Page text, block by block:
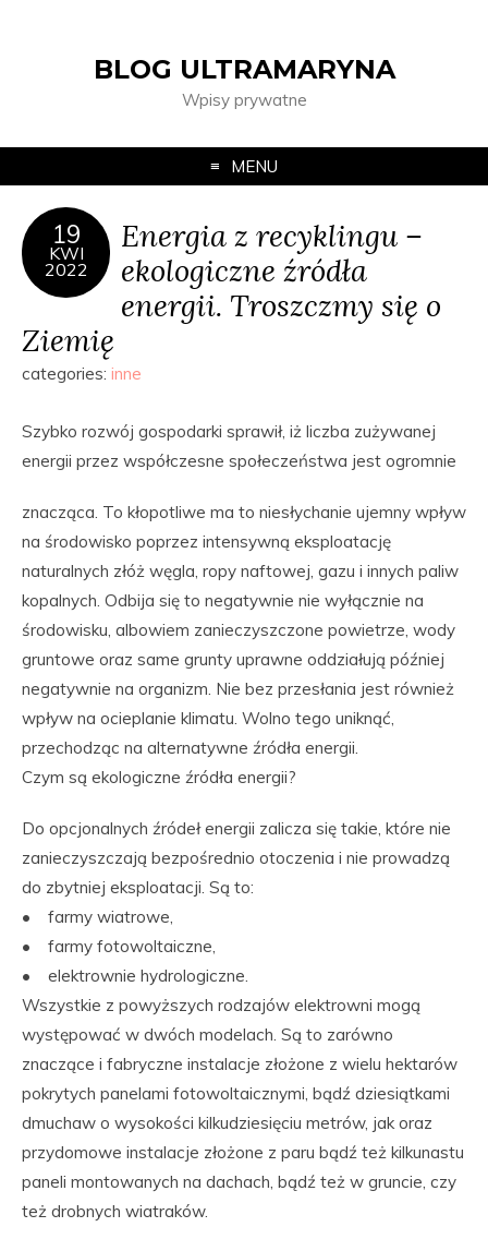
BLOG ULTRAMARYNA
Wpisy prywatne
MENU
19
KWI
2022
Energia z recyklingu –
ekologiczne źródła
energii. Troszczmy się o
Ziemię
categories: inne
Szybko rozwój gospodarki sprawił, iż liczba zużywanej
energii przez współczesne społeczeństwa jest ogromnie
znacząca. To kłopotliwe ma to niesłychanie ujemny wpływ
na środowisko poprzez intensywną eksploatację
naturalnych złóż węgla, ropy naftowej, gazu i innych paliw
kopalnych. Odbija się to negatywnie nie wyłącznie na
środowisku, albowiem zanieczyszczone powietrze, wody
gruntowe oraz same grunty uprawne oddziałują później
negatywnie na organizm. Nie bez przesłania jest również
wpływ na ocieplanie klimatu. Wolno tego uniknąć,
przechodząc na alternatywne źródła energii.
Czym są ekologiczne źródła energii?
Do opcjonalnych źródeł energii zalicza się takie, które nie
zanieczyszczają bezpośrednio otoczenia i nie prowadzą
do zbytniej eksploatacji. Są to:
• farmy wiatrowe,
• farmy fotowoltaiczne,
• elektrownie hydrologiczne.
Wszystkie z powyższych rodzajów elektrowni mogą
występować w dwóch modelach. Są to zarówno
znaczące i fabryczne instalacje złożone z wielu hektarów
pokrytych panelami fotowoltaicznymi, bądź dziesiątkami
dmuchaw o wysokości kilkudziesięciu metrów, jak oraz
przydomowe instalacje złożone z paru bądź też kilkunastu
paneli montowanych na dachach, bądź też w gruncie, czy
też drobnych wiatraków.